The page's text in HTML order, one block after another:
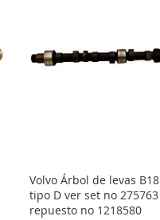
Volvo Árbol de levas
tipo D ver set no 275763
repuesto no 1218580